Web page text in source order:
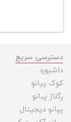
دسترسی سریع
داشبورد
کوک پیانو
رگلاژ پیانو
پیانو دیجیتال